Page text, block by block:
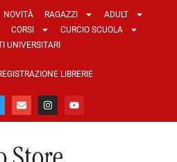
NOVITÀ RAGAZZI
ADULT
CORSI
CURCIO SCUOLA
UNIVERSITARI
LIBRERIE